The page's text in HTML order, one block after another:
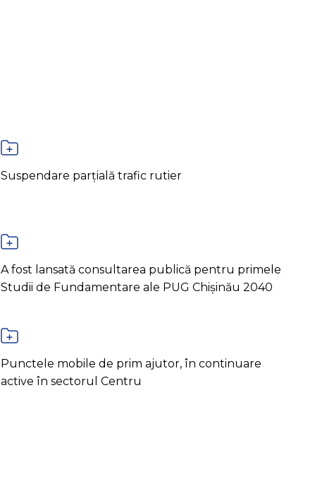
Suspendare parțială trafic rutier
A fost lansată consultarea publică pentru primele
Studii de Fundamentare ale PUG Chișinău 2040
Punctele mobile de prim ajutor, în continuare
active în sectorul Centru